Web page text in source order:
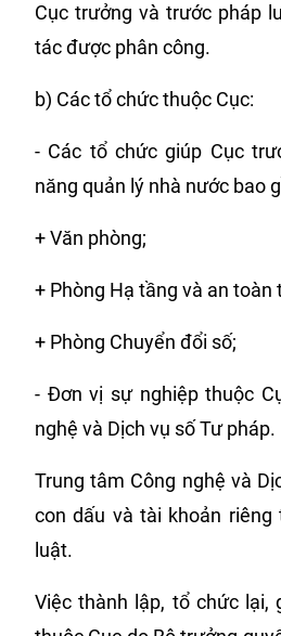
Cục trưởng và trước pháp
tác được phân công.
b) Các tổ chức thuộc Cục:
- Các tổ chức giúp Cục
năng quản lý nhà nước bao
+ Văn phòng;
+ Phòng Hạ tầng và an toàn
+ Phòng Chuyển đổi số;
- Đơn vị sự nghiệp thuộc
nghệ và Dịch vụ số Tư pháp.
Trung tâm Công nghệ và
con dấu và tài khoản riêng
luật.
Việc thành lập, tổ chức lại,